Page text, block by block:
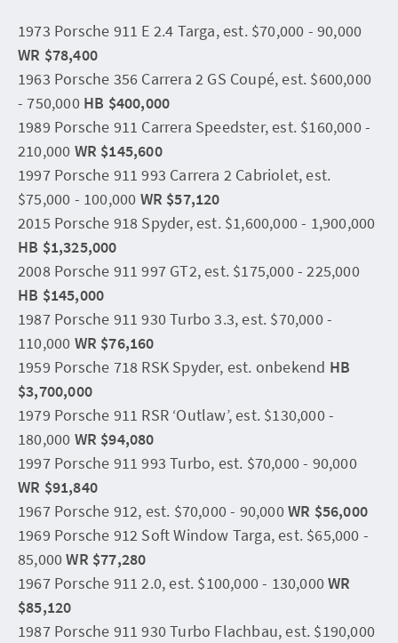
1973 Porsche 911 E 2.4 Targa, est. $70,000 - 90,000
WR $78,400
1963 Porsche 356 Carrera 2 GS Coupé, est. $600,000
- 750,000 HB $400,000
1989 Porsche 911 Carrera Speedster, est. $160,000 -
210,000 WR $145,600
1997 Porsche 911 993 Carrera 2 Cabriolet, est.
$75,000 - 100,000 WR $57,120
2015 Porsche 918 Spyder, est. $1,600,000 - 1,900,000
HB $1,325,000
2008 Porsche 911 997 GT2, est. $175,000 - 225,000
HB $145,000
1987 Porsche 911 930 Turbo 3.3, est. $70,000 -
110,000 WR $76,160
1959 Porsche 718 RSK Spyder, est. onbekend HB
$3,700,000
1979 Porsche 911 RSR ‘Outlaw’, est. $130,000 -
180,000 WR $94,080
1997 Porsche 911 993 Turbo, est. $70,000 - 90,000
WR $91,840
1967 Porsche 912, est. $70,000 - 90,000WR $56,000
1969 Porsche 912 Soft Window Targa, est. $65,000 -
85,000WR $77,280
1967 Porsche 911 2.0, est. $100,000 - 130,000WR
$85,120
1987 Porsche 911 930 Turbo Flachbau, est. $190,000